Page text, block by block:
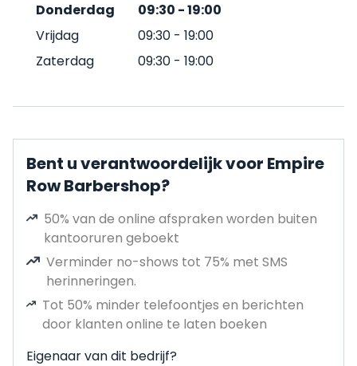
Donderdag
09:30 -19:00
Vrijdag
09:30 - 19:00
Zaterdag
09:30 - 19:00
Bent u verantwoordelijk voor Empire
Row Barbershop?
50% van de online afspraken worden buiten
kantooruren geboekt
Verminder no-shows tot 75% met SMS
herinneringen.
Tot 50% minder telefoontjes en berichten
door klanten online te laten boeken
Eigenaar van dit bedrijf?